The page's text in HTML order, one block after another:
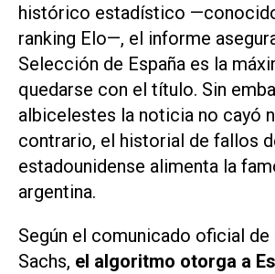
histórico estadístico
ranking Elo—, el informe
Selección de España es la
quedarse con el título. Sin
albicelestes la noticia no cayó
contrario, el historial de fallos
estadounidense alimenta la
argentina.
Según el comunicado oficial de
Sachs, el algoritmo otorga a